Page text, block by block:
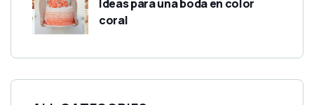
Ideas para una boda en color
coral